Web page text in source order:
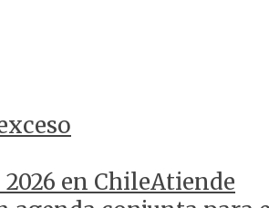
en ChileAtiende